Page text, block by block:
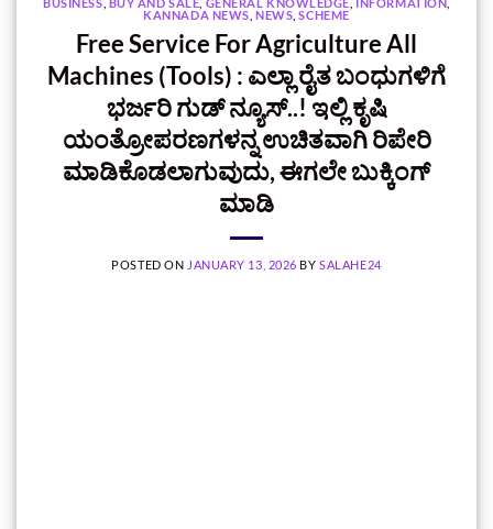
KANNADA NEWS ,NEWS ,SCHEME
Free Service For Agriculture All
Machines (Tools) : ಎಲ್ಲಾ ರೈತ ಬಂಧುಗಳಿಗೆ
ಭರ್ಜರಿ ಗುಡ್ ನ್ಯೂಸ್..! ಇಲ್ಲಿ ಕೃಷಿ
ಯಂತ್ರೋಪರಣಗಳನ್ನ ಉಚಿತವಾಗಿ ರಿಪೇರಿ
ಮಾಡಿಕೊಡಲಾಗುವುದು, ಈಗಲೇ ಬುಕ್ಕಿಂಗ್‌
ಮಾಡಿ
POSTED ON JANUARY 13, 2026 BYSALAHE24